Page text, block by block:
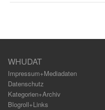
WHUDAT
Impressum+Mediadaten
Datenschutz
Kategorien+Archiv
Blogroll+Links